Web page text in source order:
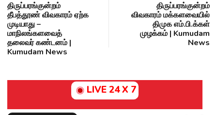
திருப்பரங்குன்றம்
தீபத்தூண் விவகாரம் ஏற்க
முடியாது –
மாநிலங்களவைத்
தலைவர் கண்டனம் |
Kumudam News
திருப்பரங்குன்றம்
விவகாரம் மக்களவையில்
திமுக எம்.பி.க்கள்
முழக்கம் | Kumudam
News
LIVE 24 X 7